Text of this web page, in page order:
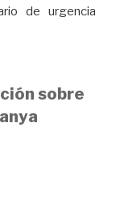
de urgencia
sobre